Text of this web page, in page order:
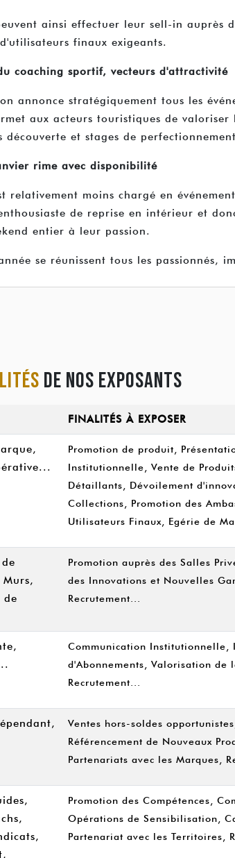
ainsi effectuer leur sell-in
finaux exigeants.
coaching sportif, vecteurs d'attractivité
annonce stratégiquement tous les
aux acteurs touristiques de
et stages de
rime avec disponibilité
relativement moins chargé en
de reprise en intérieur et
entier à leur passion.
se réunissent tous les passionnés,
DE NOS EXPOSANTS
FINALITÉS À EXPOSER
Promotion de produit,
Institutionnelle, Vente de
Détaillants, Dévoilement
Collections, Promotion des
Utilisateurs Finaux, Egérie de
de
Promotion auprès des Salles
des Innovations et Nouvelles
Recrutement...
Communication Institutionnelle,
d'Abonnements, Valorisation de
Recrutement...
Ventes hors-soldes
Référencement de Nouveaux
Partenariats avec les Marques,
Promotion des Compétences,
Opérations de Sensibilisation,
Partenariat avec les Territoires,